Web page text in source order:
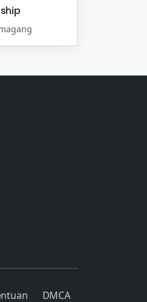
DMCA